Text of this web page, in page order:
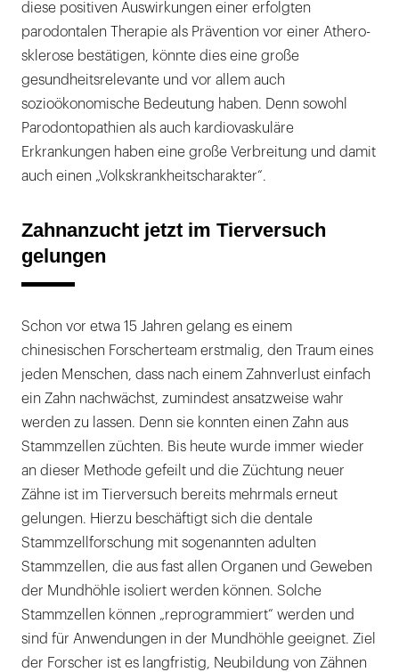
diese positiven Auswirkungen einer erfolgten
parodontalen Therapie als Prävention vor einer Athero-
sklerose bestätigen, könnte dies eine große
gesundheitsrelevante und vor allem auch
sozioökonomische Bedeutung haben. Denn sowohl
Parodontopathien als auch kardiovaskuläre
Erkrankungen haben eine große Verbreitung und damit
auch einen „Volkskrankheitscharakter“.
Zahnanzucht jetzt im Tierversuch
gelungen
Schon vor etwa 15 Jahren gelang es einem
chinesischen Forscherteam erstmalig, den Traum eines
jeden Menschen, dass nach einem Zahnverlust einfach
ein Zahn nachwächst, zumindest ansatzweise wahr
werden zu lassen. Denn sie konnten einen Zahn aus
Stammzellen züchten. Bis heute wurde immer wieder
an dieser Methode gefeilt und die Züchtung neuer
Zähne ist im Tierversuch bereits mehrmals erneut
gelungen. Hierzu beschäftigt sich die dentale
Stammzellforschung mit sogenannten adulten
Stammzellen, die aus fast allen Organen und Geweben
der Mundhöhle isoliert werden können. Solche
Stammzellen können „reprogrammiert“ werden und
sind für Anwendungen in der Mundhöhle geeignet. Ziel
der Forscher ist es langfristig, Neubildung von Zähnen